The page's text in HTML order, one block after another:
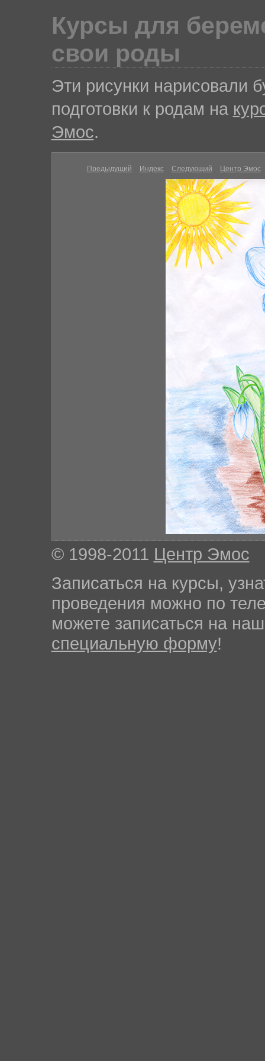
Курсы для
свои роды
Эти рисунки нарисовали
подготовки к родам на
Эмос.
Предыдущий Индекс Следующий Центр Эмос
© 1998-2011 Центр Эмос
Записаться на курсы,
проведения можно по
можете записаться на
специальную форму!